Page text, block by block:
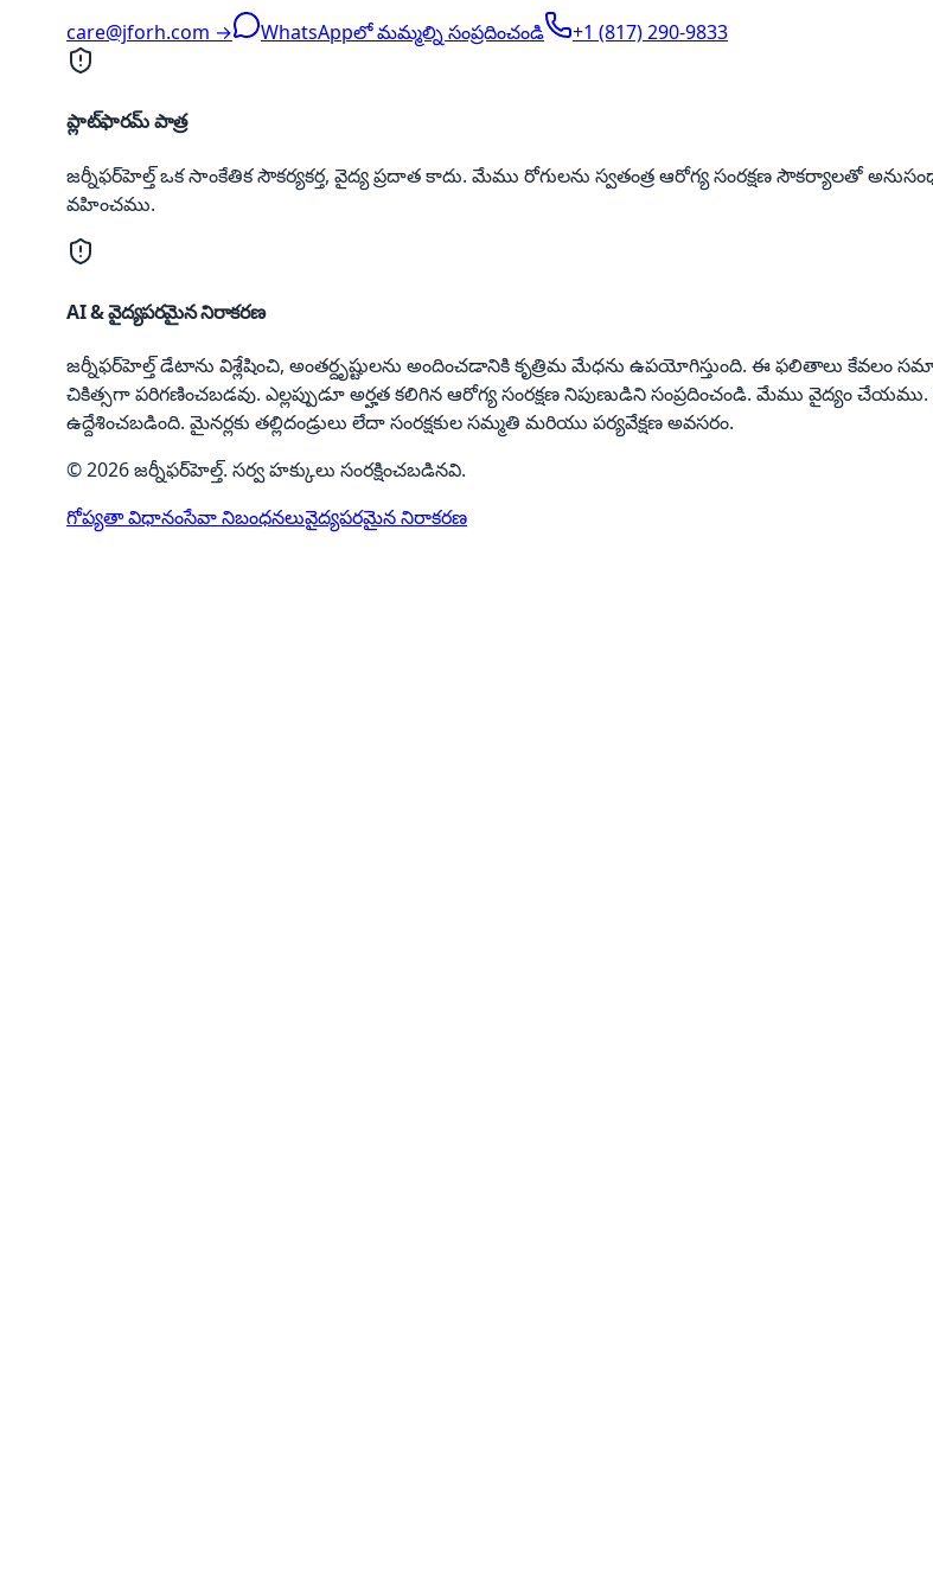
care@jforh.com → WhatsAppలో మమ్మల్ని సంప్రదించండి +1 (817) 290-9833
ప్లాట్‌ఫారమ్ పాత్ర
జర్నీఫర్‌హెల్త్ ఒక సాంకేతిక సౌకర్యకర్త, వైద్య ప్రదాత కాదు. మేము రోగులను స్వతంత్ర ఆరోగ్య సంరక్షణ సౌకర్యాలతో
వహించము.
AI & వైద్యపరమైన నిరాకరణ
జర్నీఫర్‌హెల్త్ డేటాను విశ్లేషించి, అంతర్దృష్టులను అందించడానికి కృత్రిమ మేధను ఉపయోగిస్తుంది. ఈ ఫలితాలు
చికిత్సగా పరిగణించబడవు. ఎల్లప్పుడూ అర్హత కలిగిన ఆరోగ్య సంరక్షణ నిపుణుడిని సంప్రదించండి. మేము వైద్యం
ఉద్దేశించబడింది. మైనర్లకు తల్లిదండ్రులు లేదా సంరక్షకుల సమ్మతి మరియు పర్యవేక్షణ అవసరం.
© 2026 జర్నీఫర్‌హెల్త్. సర్వ హక్కులు సంరక్షించబడినవి.
గోప్యతా విధానంసేవా నిబంధనలువైద్యపరమైన నిరాకరణ